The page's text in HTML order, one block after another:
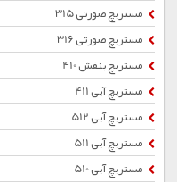
مستربچ صورتی 315
مستربچ صورتی 316
مستربچ بنفش 410
مستربچ آبی 411
مستربچ آبی 512
مستربچ آبی 511
مستربچ آبی 510